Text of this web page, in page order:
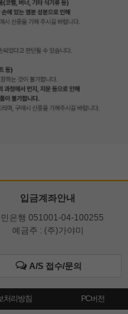
입금계좌안내
민은행 051001-04-100255
예금주 : (주)가야미
A/S 접수/문의
처리방침 PC버전